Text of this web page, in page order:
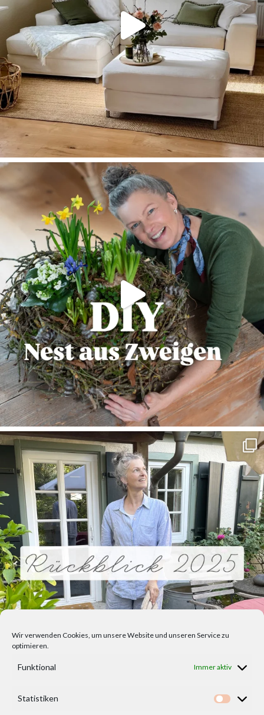
Wir verwenden Cookies, um unsere Website und unseren Service zu
optimieren.
Funktional Immer aktiv
Statistiken